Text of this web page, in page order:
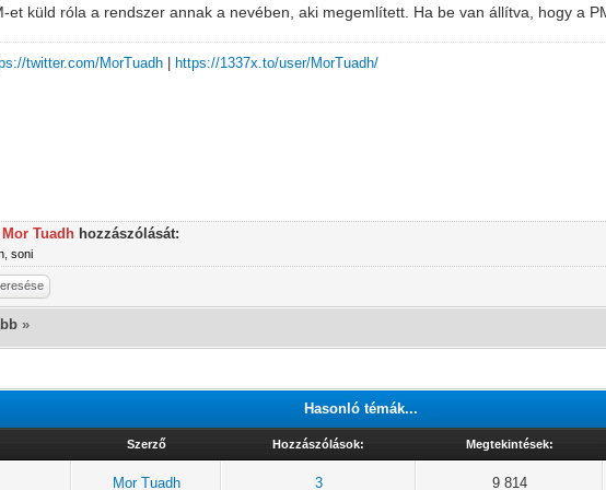
et küld róla a rendszer annak a nevében, aki megemlített. Ha be van állítva, hogy a
twitter.com/MorTuadh https://1337x.to/user/MorTuadh/
Mor Tuadh hozzászólását:
,soni
»
Hasonló témák...
Szerző Hozzászólások: Megtekintések:
Mor Tuadh 3 9 814